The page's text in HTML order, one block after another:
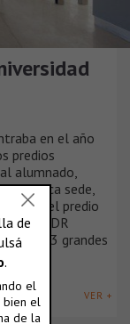
en el año
predios
alumnado,
única sede,
en el predio
por RDR
en 3 grandes
VER +